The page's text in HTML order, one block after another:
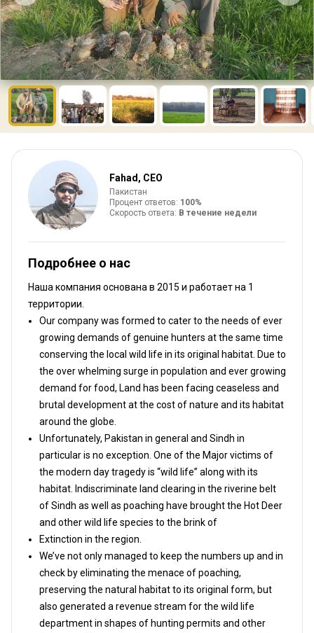
Fahad, CEO
Пакистан
Процент ответов: 100%
Скорость ответа: В течение недели
Подробнее о нас
Наша компания основана в 2015 и работает на 1
территории.
Our company was formed to cater to the needs of ever
growing demands of genuine hunters at the same time
conserving the local wild life in its original habitat. Due to
the over whelming surge in population and ever growing
demand for food, Land has been facing ceaseless and
brutal development at the cost of nature and its habitat
around the globe.
Unfortunately, Pakistan in general and Sindh in
particular is no exception. One of the Major victims of
the modern day tragedy is “wild life” along with its
habitat. Indiscriminate land clearing in the riverine belt
of Sindh as well as poaching have brought the Hot Deer
and other wild life species to the brink of
Extinction in the region.
We’ve not only managed to keep the numbers up and in
check by eliminating the menace of poaching,
preserving the natural habitat to its original form, but
also generated a revenue stream for the wild life
department in shapes of hunting permits and other